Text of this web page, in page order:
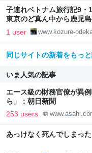
子連れベトナム旅行記9・
東京のど真ん中から鹿児
1 user www.kozure-
同じサイトの新着をもっ
いま人気の記事
エース級の財務官僚が異
ら」：朝日新聞
253 users
あっけなく死んでしまっ